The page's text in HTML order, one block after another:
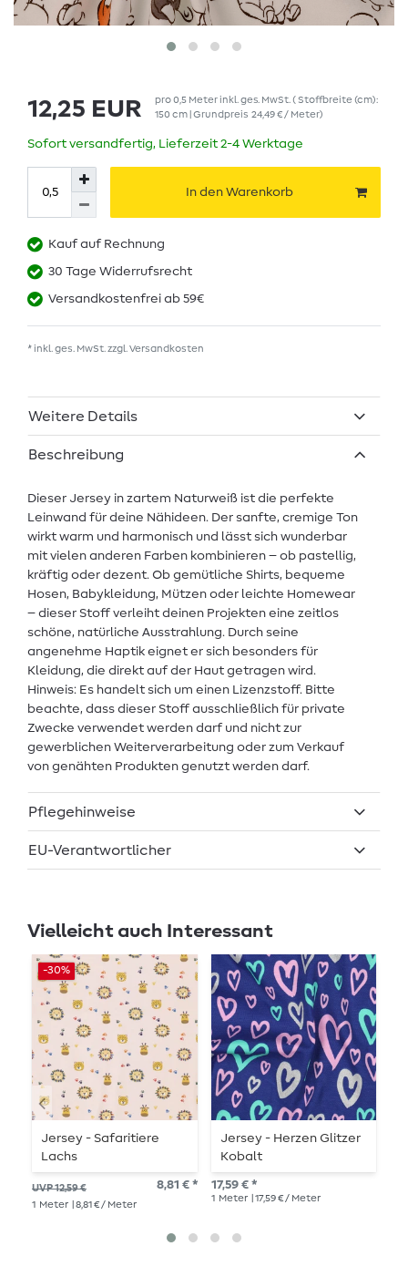
12,25 EUR pro0,5 Meter inkl. ges. MwSt.( Stoffbreite (cm):
150 cm | Grundpreis 24,49 € / Meter)
Sofort versandfertig, Lieferzeit 2-4 Werktage
In den Warenkorb
Kauf auf Rechnung
30 Tage Widerrufsrecht
Versandkostenfrei ab 59€
* inkl. ges. MwSt. zzgl.Versandkosten
Weitere Details
Beschreibung
Dieser Jersey in zartem Naturweiß ist die perfekte
Leinwand für deine Nähideen. Der sanfte, cremige Ton
wirkt warm und harmonisch und lässt sich wunderbar
mit vielen anderen Farben kombinieren – ob pastellig,
kräftig oder dezent. Ob gemütliche Shirts, bequeme
Hosen, Babykleidung, Mützen oder leichte Homewear
– dieser Stoff verleiht deinen Projekten eine zeitlos
schöne, natürliche Ausstrahlung. Durch seine
angenehme Haptik eignet er sich besonders für
Kleidung, die direkt auf der Haut getragen wird.
Hinweis: Es handelt sich um einen Lizenzstoff. Bitte
beachte, dass dieser Stoff ausschließlich für private
Zwecke verwendet werden darf und nicht zur
gewerblichen Weiterverarbeitung oder zum Verkauf
von genähten Produkten genutzt werden darf.
Pflegehinweise
EU-Verantwortlicher
Vielleicht auch Interessant
-30%
Jersey - Safaritiere
Lachs
UVP 12,59 € 8,81 € *
1 Meter | 8,81 € / Meter
Jersey - Herzen Glitzer
Kobalt
17,59 € *
1 Meter | 17,59 € / Meter